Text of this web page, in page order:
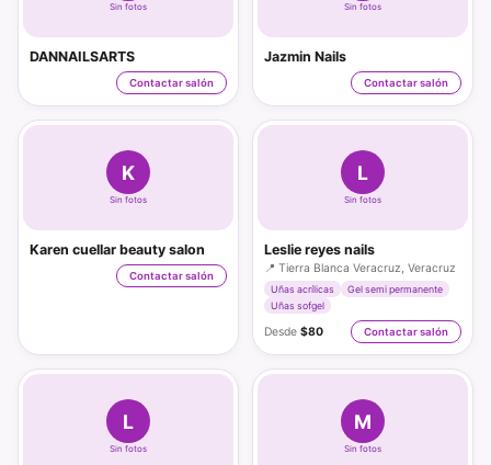
Sin fotos
DANNAILSARTS
Contactar salón
Sin fotos
Jazmin Nails
Contactar salón
K
Sin fotos
Karen cuellar beauty salon
Contactar salón
L
Sin fotos
Leslie reyes nails
📍 Tierra Blanca Veracruz, Veracruz
Uñas acrílicas
Gel semi permanente
Uñas sofgel
Desde $80 Contactar salón
L
Sin fotos
M
Sin fotos